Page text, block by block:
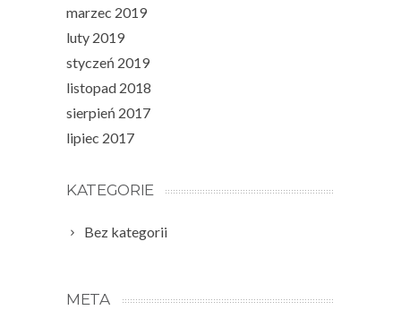
marzec 2019
luty 2019
styczeń 2019
listopad 2018
sierpień 2017
lipiec 2017
KATEGORIE
Bez kategorii
META